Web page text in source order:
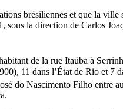
brésiliennes et que la
sous la direction de Carlos
de la rue Itaúba à
11 dans l’État de Rio et
do Nascimento Filho entre